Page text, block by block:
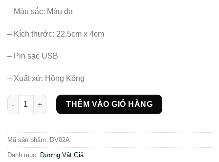
– Màu sắc: Màu da
– Kích thước: 22.5cm x 4cm
– Pin sạc USB
– Xuất xứ: Hồng Kông
Dương Vật Giả Siêu Mềm Rung Thụt Tỏa Nhiệt số lượng
THÊM VÀO GIỎ HÀNG
Mã sản phẩm: DV02A
Danh mục: Dương Vật Giả